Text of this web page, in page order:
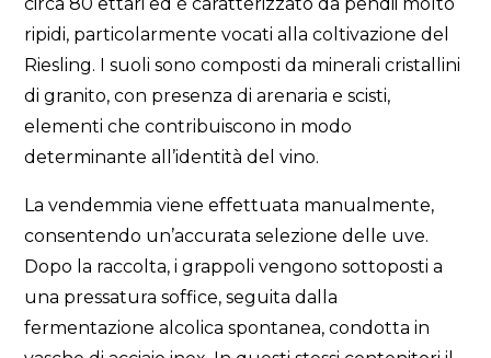
circa 80 ettari ed è caratterizzato da pendii molto
ripidi, particolarmente vocati alla coltivazione del
Riesling. I suoli sono composti da minerali cristallini
di granito, con presenza di arenaria e scisti,
elementi che contribuiscono in modo
determinante all’identità del vino.
La vendemmia viene effettuata manualmente,
consentendo un’accurata selezione delle uve.
Dopo la raccolta, i grappoli vengono sottoposti a
una pressatura soffice, seguita dalla
fermentazione alcolica spontanea, condotta in